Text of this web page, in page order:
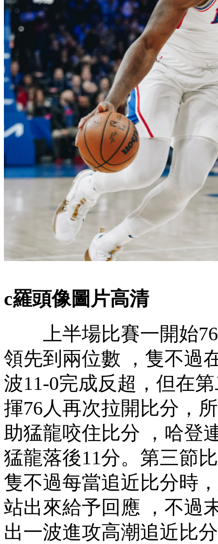
c羅頭像圖片高清
上半場比賽一開始76人
領先到兩位數 ，隻不
波11-0完成反超 ，但
揮76人再次拉開比分
助猛龍咬住比分 ，哈登
猛龍落後11分。第三節
隻不過每當追近比分時
站出來給予回應 ，不
出一波進攻高潮追近比分